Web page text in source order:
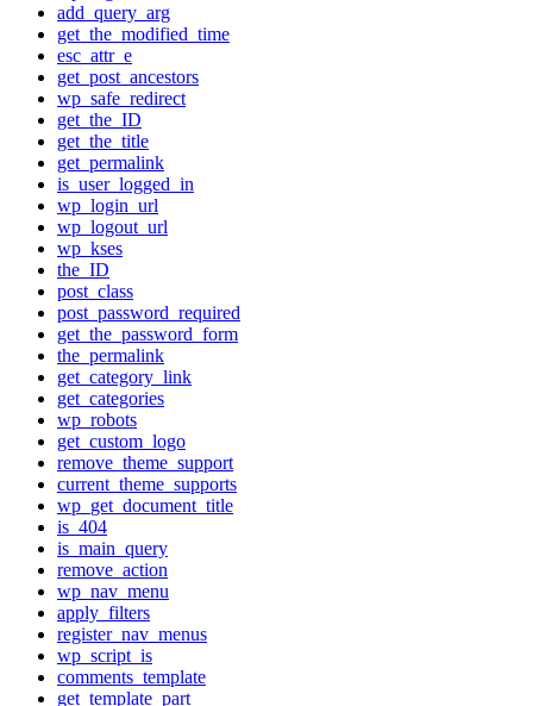
add_query_arg
get_the_modified_time
esc_attr_e
get_post_ancestors
wp_safe_redirect
get_the_ID
get_the_title
get_permalink
is_user_logged_in
wp_login_url
wp_logout_url
wp_kses
the_ID
post_class
post_password_required
get_the_password_form
the_permalink
get_category_link
get_categories
wp_robots
get_custom_logo
remove_theme_support
current_theme_supports
wp_get_document_title
is_404
is_main_query
remove_action
wp_nav_menu
apply_filters
register_nav_menus
wp_script_is
comments_template
get_template_part